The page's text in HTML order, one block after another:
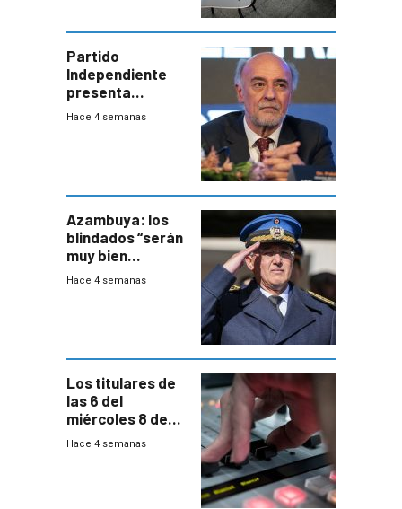
Partido
Independiente
presenta
demanda civil
Hace 4 semanas
Azambuya: los
blindados “serán
muy bien
recibidos” por los
Hace 4 semanas
Los titulares de
las 6 del
miércoles 8 de
julio de 2026
Hace 4 semanas